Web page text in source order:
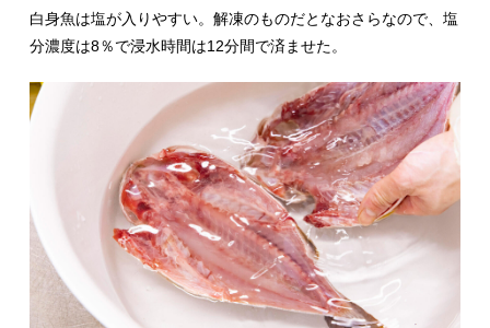
白身魚は塩が入りやすい。解凍のものだとなおさらなので、塩
分濃度は8％で浸水時間は12分間で済ませた。